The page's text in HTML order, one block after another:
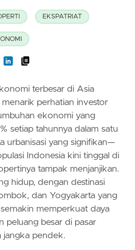
EKSPATRIAT
terbesar di Asia
menarik perhatian investor
ekonomi yang
setiap tahunnya dalam satu
urbanisasi yang signifikan—
Indonesia kini tinggal di
tampak menjanjikan.
hidup, dengan destinasi
dan Yogyakarta yang
memperkuat daya
peluang besar di pasar
jangka pendek.